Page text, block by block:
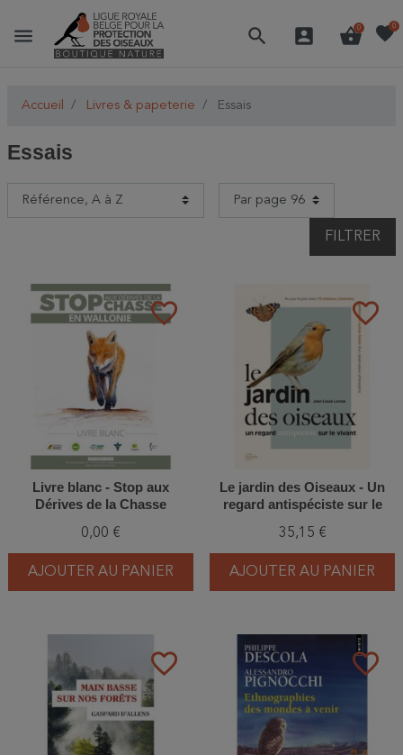
menu search account_box shopping_basket
0 favorite0
Accueil Livres & papeterie Essais
Essais
FILTRER
favorite_border
Livre blanc - Stop aux
Dérives de la Chasse
0,00 €
AJOUTER AU PANIER
favorite_border
Le jardin des Oiseaux - Un
regard antispéciste sur le
35,15 €
AJOUTER AU PANIER
favorite_border favorite_border